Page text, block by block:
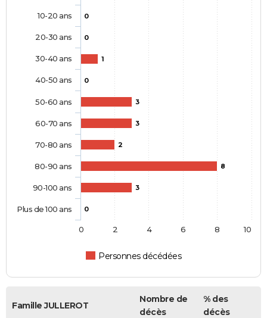
0
0
1
0
3
3
2
8
3
0
Personnes décédées
10-20 ans
20-30 ans
30-40 ans
40-50 ans
50-60 ans
60-70 ans
70-80 ans
80-90 ans
90-100 ans
Plus de 100 ans
0 2 4 6 8 10
Famille JULLEROT
Nombre de
décès
% des
décès